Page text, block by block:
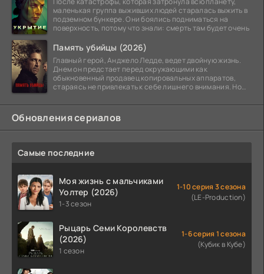
маленькая группа выживших людей старалась выжить в
подземном бункере. Они боялись подниматься на
поверхность, потому что знали: смерть там будет очень
Память убийцы (2026)
Главный герой, Анджело Ледде, ведет двойную жизнь.
Днем он предстает перед окружающими как
обыкновенный продавец копировальных аппаратов,
стараясь не привлекать к себе лишнего внимания. Но
Обновления сериалов
Самые последние
Моя жизнь с мальчиками
Уолтер (2026)
1-3 сезон
1-10 серия 3 сезона
(LE-Production)
Рыцарь Семи Королевств
(2026)
1 сезон
1-6 серия 1 сезона
(Кубик в Кубе)